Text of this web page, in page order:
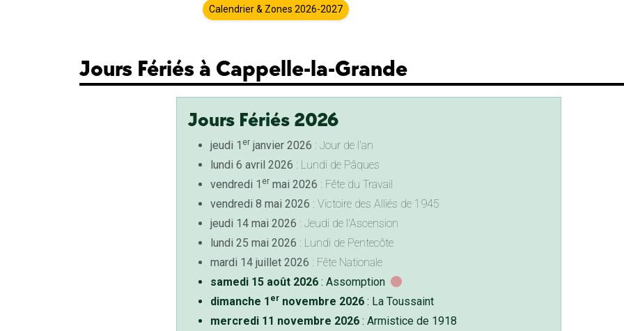
Calendrier & Zones 2026-2027
Jours Fériés à Cappelle-la-Grande
Jours Fériés 2026
jeudi 1 erjanvier 2026 : Jour de l'an
lundi 6 avril 2026 : Lundi de Pâques
vendredi 1 ermai 2026 : Fête du Travail
vendredi 8 mai 2026 : Victoire des Alliés de 1945
jeudi 14 mai 2026 : Jeudi de l'Ascension
lundi 25 mai 2026 : Lundi de Pentecôte
mardi 14 juillet 2026 : Fête Nationale
samedi 15 août 2026: Assomption
dimanche 1 ernovembre 2026: La Toussaint
mercredi 11 novembre 2026: Armistice de 1918